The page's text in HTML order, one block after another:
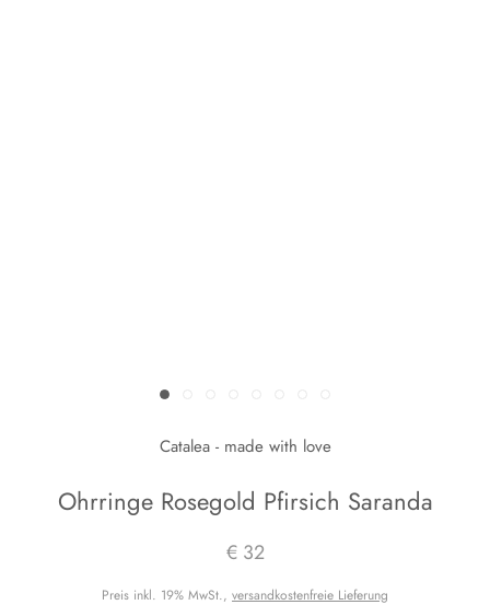
Catalea - made with love
Ohrringe Rosegold Pfirsich Saranda
€ 32
Preis inkl. 19% MwSt., versandkostenfreie Lieferung